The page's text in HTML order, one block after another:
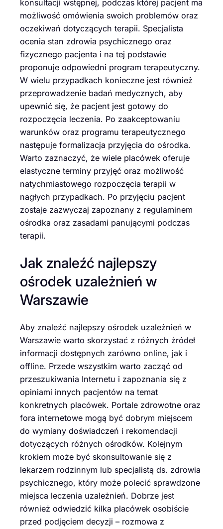
konsultacji wstępnej, podczas której pacjent ma
możliwość omówienia swoich problemów oraz
oczekiwań dotyczących terapii. Specjalista
ocenia stan zdrowia psychicznego oraz
fizycznego pacjenta i na tej podstawie
proponuje odpowiedni program terapeutyczny.
W wielu przypadkach konieczne jest również
przeprowadzenie badań medycznych, aby
upewnić się, że pacjent jest gotowy do
rozpoczęcia leczenia. Po zaakceptowaniu
warunków oraz programu terapeutycznego
następuje formalizacja przyjęcia do ośrodka.
Warto zaznaczyć, że wiele placówek oferuje
elastyczne terminy przyjęć oraz możliwość
natychmiastowego rozpoczęcia terapii w
nagłych przypadkach. Po przyjęciu pacjent
zostaje zazwyczaj zapoznany z regulaminem
ośrodka oraz zasadami panującymi podczas
terapii.
Jak znaleźć najlepszy
ośrodek uzależnień w
Warszawie
Aby znaleźć najlepszy ośrodek uzależnień w
Warszawie warto skorzystać z różnych źródeł
informacji dostępnych zarówno online, jak i
offline. Przede wszystkim warto zacząć od
przeszukiwania Internetu i zapoznania się z
opiniami innych pacjentów na temat
konkretnych placówek. Portale zdrowotne oraz
fora internetowe mogą być dobrym miejscem
do wymiany doświadczeń i rekomendacji
dotyczących różnych ośrodków. Kolejnym
krokiem może być skonsultowanie się z
lekarzem rodzinnym lub specjalistą ds. zdrowia
psychicznego, który może polecić sprawdzone
miejsca leczenia uzależnień. Dobrze jest
również odwiedzić kilka placówek osobiście
przed podjęciem decyzji – rozmowa z